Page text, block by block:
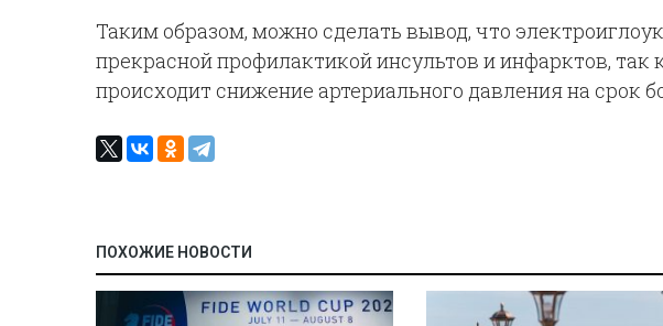
Таким образом, можно сделать вывод, что
прекрасной профилактикой инсультов и инфарктов, так
происходит снижение артериального давления на срок
ПОХОЖИЕ НОВОСТИ